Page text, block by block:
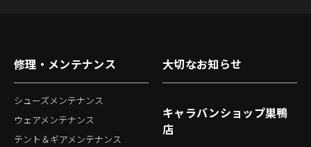
修理・メンテナンス
シューズメンテナンス
ウェアメンテナンス
テント＆ギアメンテナンス
大切なお知らせ
キャラバンショップ巣鴨
店